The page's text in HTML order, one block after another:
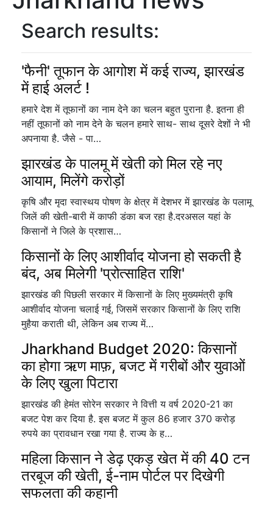
Search results:
'फैनी' तूफान के आगोश में कई राज्य, झारखंड
में हाई अलर्ट !
हमारे देश में तूफानों का नाम देने का चलन बहुत पुराना है. इतना ही
नहीं तूफानों को नाम देने के चलन हमारे साथ- साथ दूसरे देशों ने भी
अपनाया है. जैसे - पा…
झारखंड के पालमू में खेती को मिल रहे नए
आयाम, मिलेंगे करोड़ों
कृषि और मृदा स्वास्थय पोषण के क्षेत्र में देशभर में झारखंड के पलामू
जिलें की खेती-बारी में काफी डंका बज रहा है.दरअसल यहां के
किसानों ने जिले के प्रशास…
किसानों के लिए आशीर्वाद योजना हो सकती है
बंद, अब मिलेगी 'प्रोत्साहित राशि'
झारखंड की पिछली सरकार में किसानों के लिए मुख्यमंत्री कृषि
आशीर्वाद योजना चलाई गई, जिसमें सरकार किसानों के लिए राशि
मुहैया कराती थी, लेकिन अब राज्य में…
Jharkhand Budget 2020: किसानों
का होगा ऋण माफ़, बजट में गरीबों और युवाओं
के लिए खुला पिटारा
झारखंड की हेमंत सोरेन सरकार ने वित्ती य वर्ष 2020-21 का
बजट पेश कर दिया है. इस बजट में कुल 86 हजार 370 करोड़
रुपये का प्रावधान रखा गया है. राज्य के ह…
महिला किसान ने डेढ़ एकड़ खेत में की 40 टन
तरबूज की खेती, ई-नाम पोर्टल पर दिखेगी
सफलता की कहानी